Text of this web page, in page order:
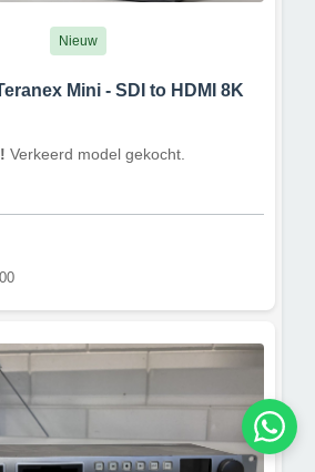
Nieuw
Mini - SDI to HDMI 8K
Verkeerd model gekocht.